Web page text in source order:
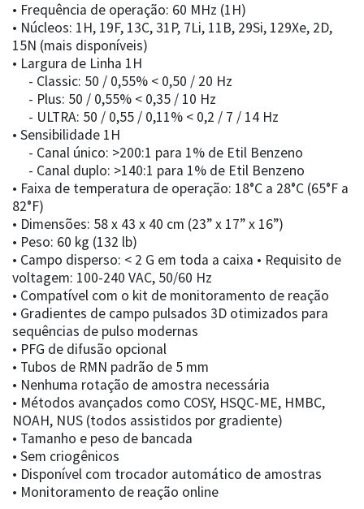
• Frequência de operação: 60 MHz (1H)
• Núcleos: 1H, 19F, 13C, 31P, 7Li, 11B, 29Si, 129Xe, 2D,
15N (mais disponíveis)
• Largura de Linha 1H
- Classic: 50 / 0,55% < 0,50 / 20 Hz
- Plus: 50 / 0,55% < 0,35 / 10 Hz
- ULTRA: 50 / 0,55 / 0,11% < 0,2 / 7 / 14 Hz
• Sensibilidade 1H
- Canal único: >200:1 para 1% de Etil Benzeno
- Canal duplo: >140:1 para 1% de Etil Benzeno
• Faixa de temperatura de operação: 18°C a 28°C (65°F a
82°F)
• Dimensões: 58 x 43 x 40 cm (23” x 17” x 16”)
• Peso: 60 kg (132 lb)
• Campo disperso: < 2 G em toda a caixa • Requisito de
voltagem: 100-240 VAC, 50/60 Hz
• Compatível com o kit de monitoramento de reação
• Gradientes de campo pulsados 3D otimizados para
sequências de pulso modernas
• PFG de difusão opcional
• Tubos de RMN padrão de 5 mm
• Nenhuma rotação de amostra necessária
• Métodos avançados como COSY, HSQC-ME, HMBC,
NOAH, NUS (todos assistidos por gradiente)
• Tamanho e peso de bancada
• Sem criogênicos
• Disponível com trocador automático de amostras
• Monitoramento de reação online